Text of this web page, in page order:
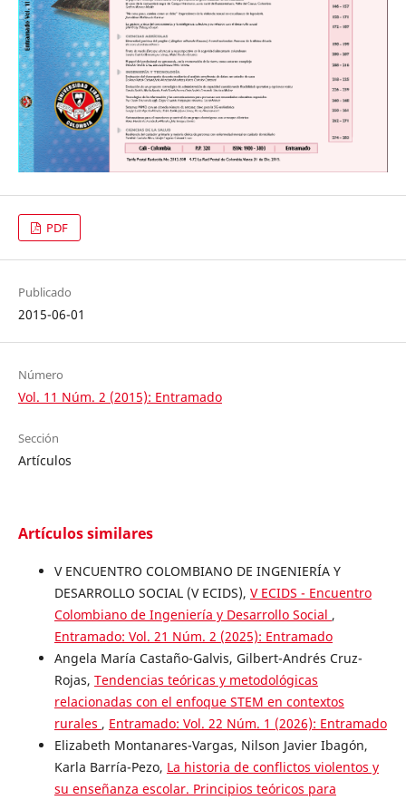
PDF
Publicado
2015-06-01
Número
Vol. 11 Núm. 2 (2015): Entramado
Sección
Artículos
Artículos similares
V ENCUENTRO COLOMBIANO DE INGENIERÍA Y
DESARROLLO SOCIAL (V ECIDS), V ECIDS - Encuentro
Colombiano de Ingeniería y Desarrollo Social ,
Entramado: Vol. 21 Núm. 2 (2025): Entramado
Angela María Castaño-Galvis, Gilbert-Andrés Cruz-
Rojas, Tendencias teóricas y metodológicas
relacionadas con el enfoque STEM en contextos
rurales , Entramado: Vol. 22 Núm. 1 (2026): Entramado
Elizabeth Montanares-Vargas, Nilson Javier Ibagón,
Karla Barría-Pezo, La historia de conflictos violentos y
su enseñanza escolar. Principios teóricos para